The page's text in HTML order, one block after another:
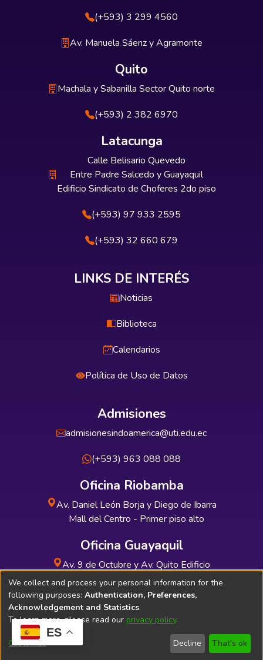
ES
(+593) 3 299 4560
Av. Manuela Sáenz y Agramonte
Quito
Machala y Sabanilla Sector Quito norte
(+593) 2 382 6970
Latacunga
Calle Belisario Quevedo
Entre Padre Salcedo y Guayaquil
Edificio Sindicato de Choferes 2do piso
(+593) 97 933 2595
(+593) 32 660 679
LINKS DE INTERÉS
Noticias
Biblioteca
Calendarios
Política de Uso de Datos
Admisiones
admisionesindoamerica@uti.edu.ec
(+593) 963 088 088
Oficina Riobamba
Av. Daniel León Borja y Diego de Ibarra
Mall del Centro - Primer piso alto
Oficina Guayaquil
Av. 9 de Octubre y Av. Quito Edificio
INDUAUTO - Planta baja
Soporte Técnico Bibliolatino.com
We collect and process your personal information for the
following purposes: Authentication, Preferences,
Acknowledgement and Statistics.
To learn more, please read our privacy policy.
Customize Decline That's ok